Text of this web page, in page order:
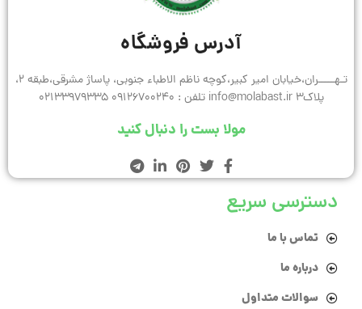
آدرس فروشگاه
تـهـــــران،خیابان امیر کبیر،کوچه ناظم الاطباء جنوبی، پاساژ مشرقی،طبقه 2،
پلاک3 info@molabast.ir تلفن : 09126700240 02133979335
مولا بست را دنبال کنید
دسترسی سریع
تماس با ما
درباره ما
سوالات متداول